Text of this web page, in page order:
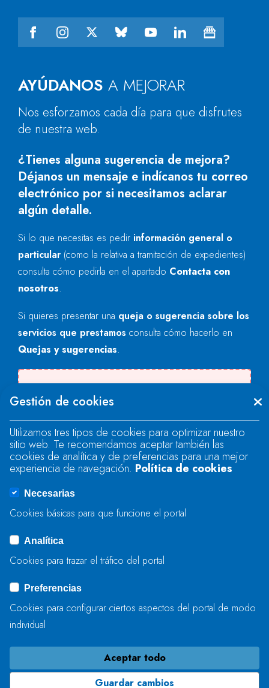
AYÚDANOS A MEJORAR
Nos esforzamos cada día para que disfrutes
de nuestra web.
¿Tienes alguna sugerencia de mejora?
Déjanos un mensaje e indícanos tu correo
electrónico por si necesitamos aclarar
algún detalle.
Si lo que necesitas es pedir información general o
particular (como la relativa a tramitación de expedientes)
consulta cómo pedirla en el apartado Contacta con
nosotros.
Si quieres presentar una queja o sugerencia sobre los
servicios que prestamos consulta cómo hacerlo en
Quejas y sugerencias.
"text".
Se produjo un error al cargar el campo
"text".
Se produjo un error al cargar el campo
ENVIAR
Gestión de cookies
Utilizamos tres tipos de cookies para optimizar nuestro
sitio web. Te recomendamos aceptar también las
cookies de analítica y de preferencias para una mejor
experiencia de navegación. Política de cookies
Necesarias
Cookies básicas para que funcione el portal
Analítica
Cookies para trazar el tráfico del portal
Preferencias
Cookies para configurar ciertos aspectos del portal de modo
individual
Aceptar todo
Guardar cambios